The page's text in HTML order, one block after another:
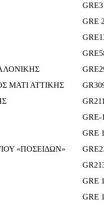
GRE
ΜΑΤΙ ΑΤΤΙΚΗΣ
GR211
GRE-
GRE
«ΠΟΣΕΙΔΩΝ»
GRE
GRE